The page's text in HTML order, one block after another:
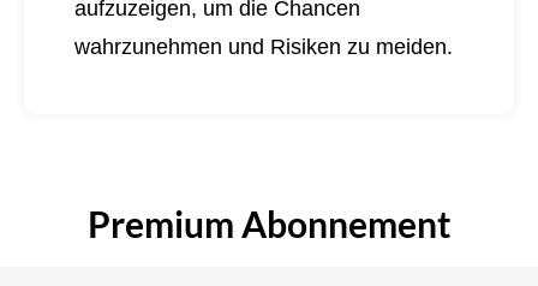
aufzuzeigen, um die Chancen
wahrzunehmen und Risiken zu meiden.
Premium Abonnement